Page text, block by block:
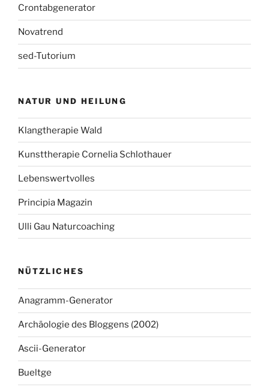
Crontabgenerator
Novatrend
sed-Tutorium
NATUR UND HEILUNG
Klangtherapie Wald
Kunsttherapie Cornelia Schlothauer
Lebenswertvolles
Principia Magazin
Ulli Gau Naturcoaching
NÜTZLICHES
Anagramm-Generator
Archäologie des Bloggens (2002)
Ascii-Generator
Bueltge